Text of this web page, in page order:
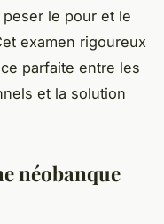
le pour et le
examen rigoureux
parfaite entre les
et la solution
néobanque